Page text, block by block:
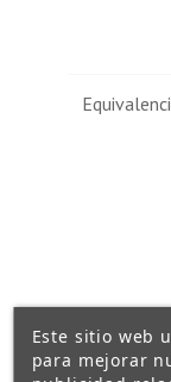
Este sitio web
para mejorar